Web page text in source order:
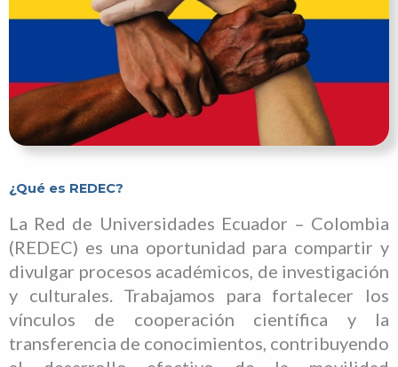
¿Qué es REDEC?
La Red de Universidades Ecuador – Colombia
(REDEC) es una oportunidad para compartir y
divulgar procesos académicos, de investigación
y culturales. Trabajamos para fortalecer los
vínculos de cooperación científica y la
transferencia de conocimientos, contribuyendo